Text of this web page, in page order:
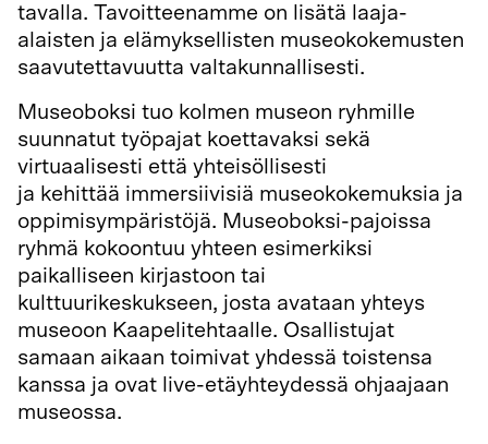
tavalla. Tavoitteenamme on lisätä laaja-
alaisten ja elämyksellisten museokokemusten
saavutettavuutta valtakunnallisesti.
Museoboksi tuo kolmen museon ryhmille
suunnatut työpajat koettavaksi sekä
virtuaalisesti että yhteisöllisesti
ja kehittää immersiivisiä museokokemuksia ja
oppimisympäristöjä. Museoboksi-pajoissa
ryhmä kokoontuu yhteen esimerkiksi
paikalliseen kirjastoon tai
kulttuurikeskukseen, josta avataan yhteys
museoon Kaapelitehtaalle. Osallistujat
samaan aikaan toimivat yhdessä toistensa
kanssa ja ovat live-etäyhteydessä ohjaajaan
museossa.